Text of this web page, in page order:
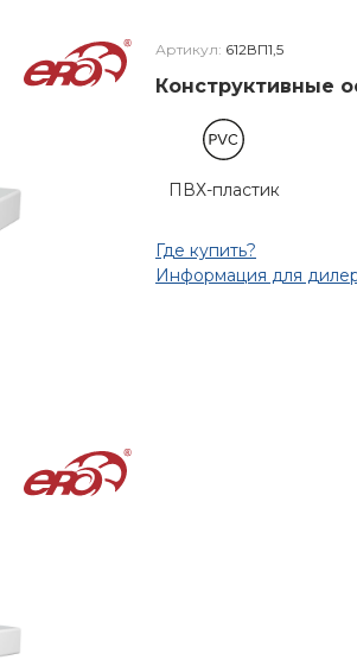
Артикул: 612ВП1,5
Конструктивные
ПВХ-пластик
Где купить?
Информация для